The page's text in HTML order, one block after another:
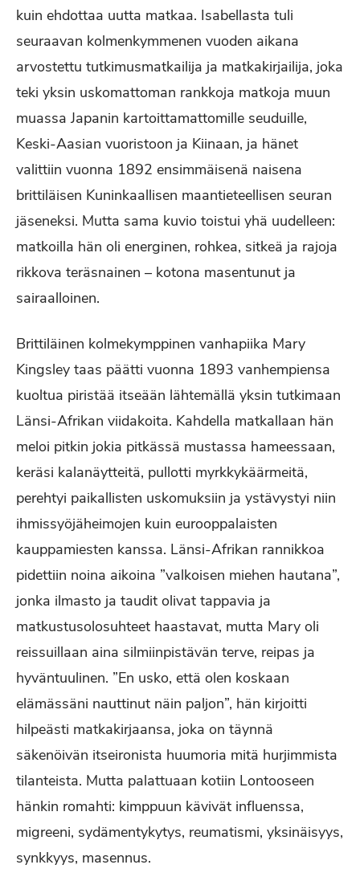
kuin ehdottaa uutta matkaa. Isabellasta tuli
seuraavan kolmenkymmenen vuoden aikana
arvostettu tutkimusmatkailija ja matkakirjailija, joka
teki yksin uskomattoman rankkoja matkoja muun
muassa Japanin kartoittamattomille seuduille,
Keski-Aasian vuoristoon ja Kiinaan, ja hänet
valittiin vuonna 1892 ensimmäisenä naisena
brittiläisen Kuninkaallisen maantieteellisen seuran
jäseneksi. Mutta sama kuvio toistui yhä uudelleen:
matkoilla hän oli energinen, rohkea, sitkeä ja rajoja
rikkova teräsnainen – kotona masentunut ja
sairaalloinen.
Brittiläinen kolmekymppinen vanhapiika Mary
Kingsley taas päätti vuonna 1893 vanhempiensa
kuoltua piristää itseään lähtemällä yksin tutkimaan
Länsi-Afrikan viidakoita. Kahdella matkallaan hän
meloi pitkin jokia pitkässä mustassa hameessaan,
keräsi kalanäytteitä, pullotti myrkkykäärmeitä,
perehtyi paikallisten uskomuksiin ja ystävystyi niin
ihmissyöjäheimojen kuin eurooppalaisten
kauppamiesten kanssa. Länsi-Afrikan rannikkoa
pidettiin noina aikoina ”valkoisen miehen hautana”,
jonka ilmasto ja taudit olivat tappavia ja
matkustusolosuhteet haastavat, mutta Mary oli
reissuillaan aina silmiinpistävän terve, reipas ja
hyväntuulinen. ”En usko, että olen koskaan
elämässäni nauttinut näin paljon”, hän kirjoitti
hilpeästi matkakirjaansa, joka on täynnä
säkenöivän itseironista huumoria mitä hurjimmista
tilanteista. Mutta palattuaan kotiin Lontooseen
hänkin romahti: kimppuun kävivät influenssa,
migreeni, sydämentykytys, reumatismi, yksinäisyys,
synkkyys, masennus.